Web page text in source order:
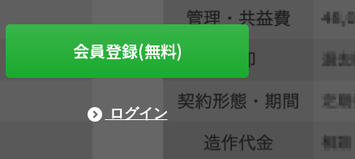
会員登録(無料)
ログイン